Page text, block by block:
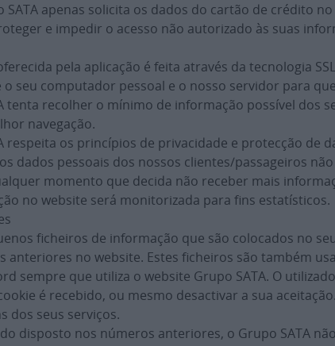
SATA apenas solicita os dados do cartão de crédito
e impedir o acesso não autorizado às suas
pela aplicação é feita através da tecnologia
seu computador pessoal e o nosso servidor para
tenta recolher o mínimo de informação possível
navegação.
respeita os princípios de privacidade e protecção de
dados pessoais dos nossos clientes/passageiros
momento que decida não receber mais
no website será monitorizada para fins estatísticos.
ficheiros de informação que são colocados no
anteriores no website. Estes ficheiros são também
sempre que utiliza o website Grupo SATA. O
é recebido, ou mesmo desactivar a sua
dos seus serviços.
disposto nos números anteriores, o Grupo SATA